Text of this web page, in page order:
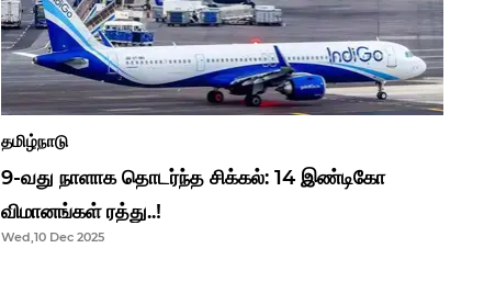
தமிழ்நாடு
9-வது நாளாக தொடர்ந்த சிக்கல்: 14 இண்டிகோ
விமானங்கள் ரத்து..!
Wed,10 Dec 2025